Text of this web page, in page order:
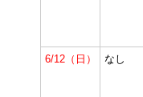
6/12（日） なし